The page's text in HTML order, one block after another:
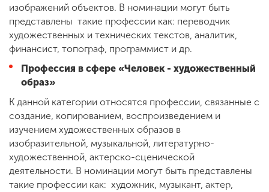
изображений объектов. В номинации могут быть
представлены такие профессии как: переводчик
художественных и технических текстов, аналитик,
финансист, топограф, программист и др.
Профессия в сфере «Человек - художественный
образ»
К данной категории относятся профессии, связанные с
создание, копированием, воспроизведением и
изучением художественных образов в
изобразительной, музыкальной, литературно-
художественной, актерско-сценической
деятельности. В номинации могут быть представлены
такие профессии как: художник, музыкант, актер,